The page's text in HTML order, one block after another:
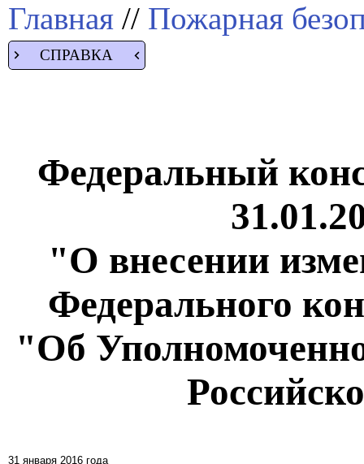
Главная // Пожарная
СПРАВКА
Федеральный
"О внесении
Федерального
"Об
31 января 2016 года